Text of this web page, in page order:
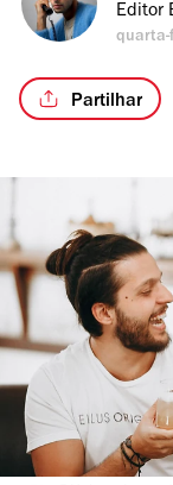
Editor
quarta-
Partilhar